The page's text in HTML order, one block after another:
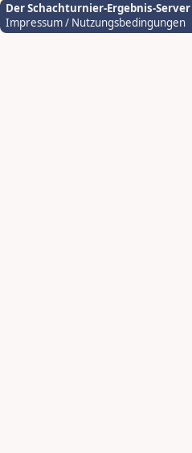
Der Schachturnier-Ergebnis-Server
Impressum / Nutzungsbedingungen